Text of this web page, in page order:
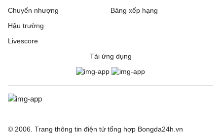
Chuyển nhượng
Hậu trường
Livescore
Bảng xếp hạng
Tải ứng dụng
© 2006. Trang thông tin điện tử tổng hợp Bongda24h.vn